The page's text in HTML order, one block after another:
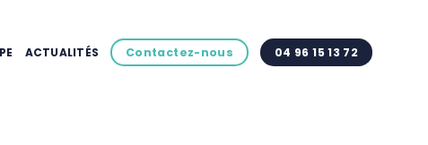
ACTUALITÉS Contactez-nous 04 96 15 13 72